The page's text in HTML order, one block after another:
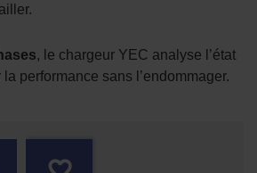
, le chargeur YEC analyse l’état
performance sans l’endommager.